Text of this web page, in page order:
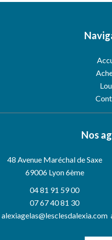
Nos
48 Avenue Maréchal de Saxe
69006Lyon 6ème
04 81 91 59 00
07 67 40 81 30
alexiagelas@lesclesdalexia.com